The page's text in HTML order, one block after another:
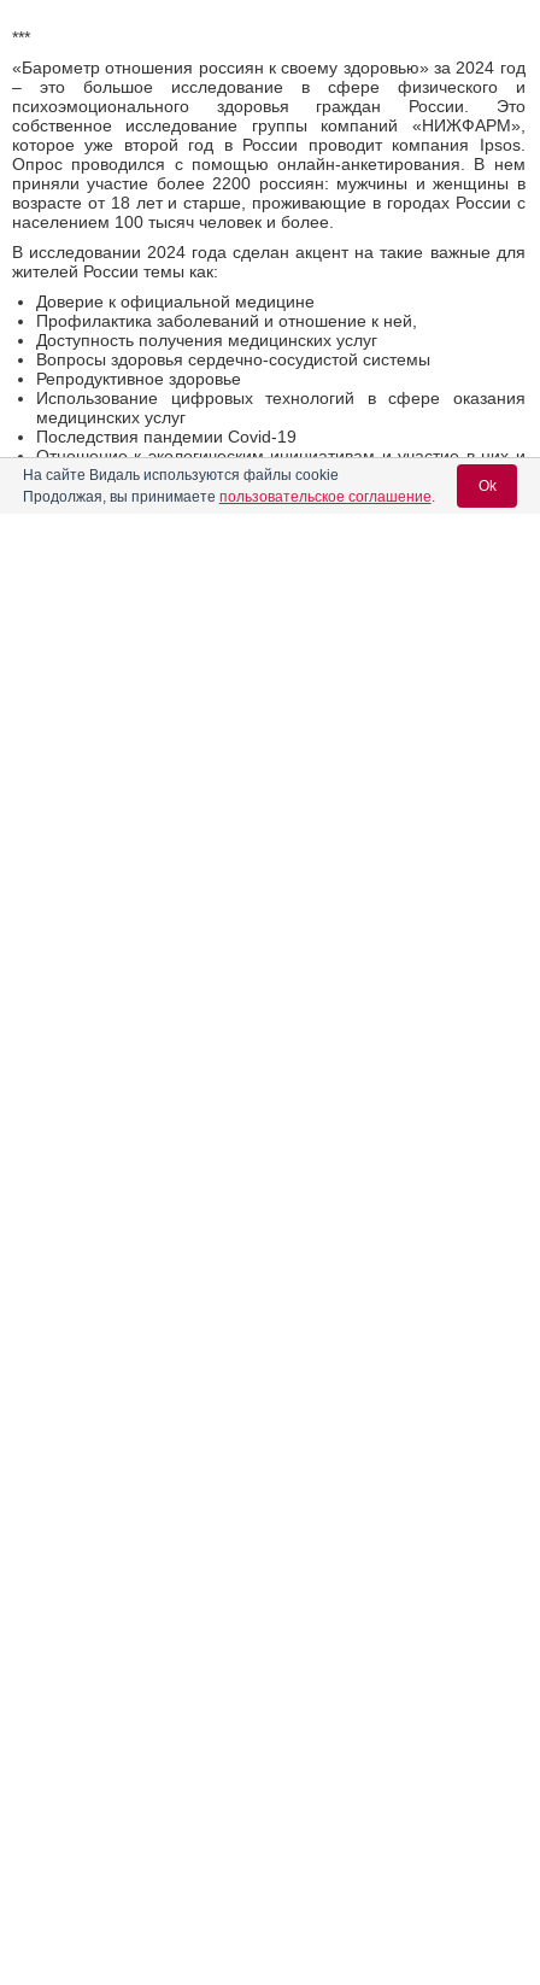
***
«Барометр отношения россиян к своему здоровью» за 2024 год
– это большое исследование в сфере физического и
психоэмоционального здоровья граждан России. Это
собственное исследование группы компаний «НИЖФАРМ»,
которое уже второй год в России проводит компания Ipsos.
Опрос проводился с помощью онлайн-анкетирования. В нем
приняли участие более 2200 россиян: мужчины и женщины в
возрасте от 18 лет и старше, проживающие в городах России с
населением 100 тысяч человек и более.
В исследовании 2024 года сделан акцент на такие важные для
жителей России темы как:
Доверие к официальной медицине
Профилактика заболеваний и отношение к ней,
Доступность получения медицинских услуг
Вопросы здоровья сердечно-сосудистой системы
Репродуктивное здоровье
Использование цифровых технологий в сфере оказания
медицинских услуг
Последствия пандемии Covid-19
Отношение к экологическим инициативам и участие в них и
др.
Все данные будут раскрыты для общественности до конца 2024
На сайте Видаль используются файлы cookie
Продолжая, вы принимаете пользовательское соглашение.
Ok